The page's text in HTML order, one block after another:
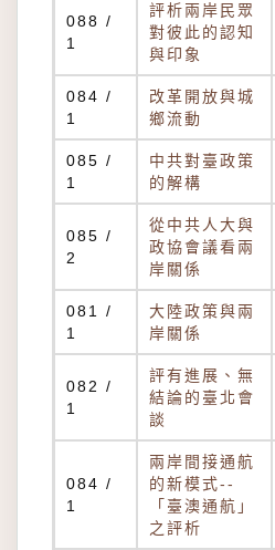
088 /
1
評析兩岸民眾
對彼此的認知
與印象
084 /
1
改革開放與城
鄉流動
085 /
1
中共對臺政策
的解構
085 /
2
從中共人大與
政協會議看兩
岸關係
081 /
1
大陸政策與兩
岸關係
082 /
1
評有進展、無
結論的臺北會
談
084 /
1
兩岸間接通航
的新模式--
「臺澳通航」
之評析